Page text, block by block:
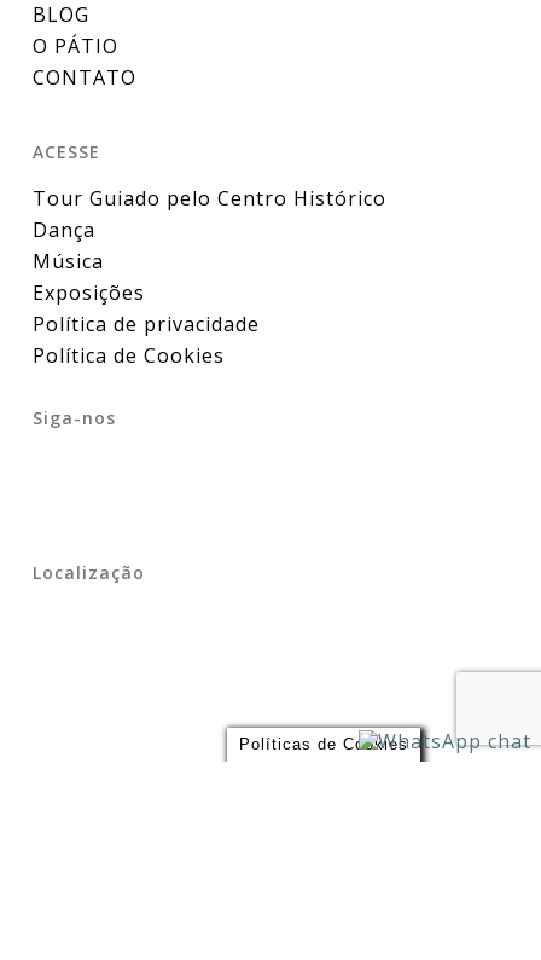
BLOG
O PÁTIO
CONTATO
ACESSE
Tour Guiado pelo Centro Histórico
Dança
Música
Exposições
Política de privacidade
Política de Cookies
Siga-nos
Localização
Políticas de Cookies